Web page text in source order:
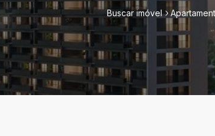
Buscar imóvel